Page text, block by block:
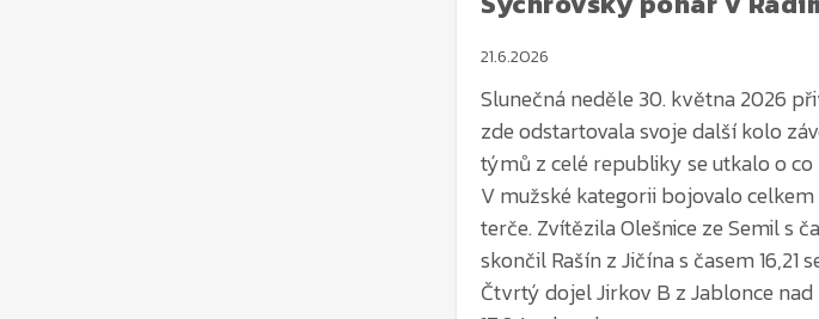
Slunečná neděle 30. května 2026
zde odstartovala svoje další kolo
týmů z celé republiky se utkalo o co
V mužské kategorii bojovalo
terče. Zvítězila Olešnice ze Semil s
skončil Rašín z Jičína s časem 16,21
Čtvrtý dojel Jirkov B z Jablonce nad
17,04 sekundy.
Ženský závod přinesl stejně
pravidel – požární útok, sklopné